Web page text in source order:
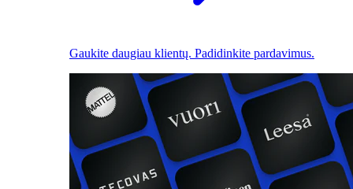
Gaukite daugiau klientų. Padidinkite pardavimus.